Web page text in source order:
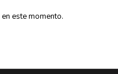
este momento.